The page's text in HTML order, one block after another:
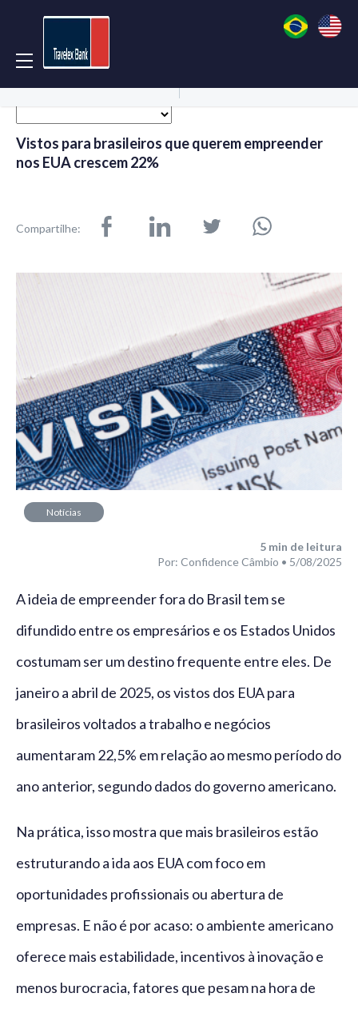
Vistos para brasileiros que querem empreender
nos EUA crescem 22%
Compartilhe:
Notícias
5 min de leitura
Por: Confidence Câmbio • 5/08/2025
A ideia de empreender fora do Brasil tem se
difundido entre os empresários e os Estados Unidos
costumam ser um destino frequente entre eles. De
janeiro a abril de 2025, os vistos dos EUA para
brasileiros voltados a trabalho e negócios
aumentaram 22,5% em relação ao mesmo período do
ano anterior, segundo dados do governo americano.
Na prática, isso mostra que mais brasileiros estão
estruturando a ida aos EUA com foco em
oportunidades profissionais ou abertura de
empresas. E não é por acaso: o ambiente americano
oferece mais estabilidade, incentivos à inovação e
menos burocracia, fatores que pesam na hora de